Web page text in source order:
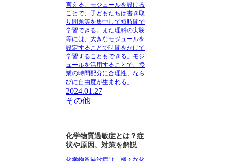
言える。モジュールを設ける
ことで、子どもたちは書き取
り問題等を集中して短時間で
学習できる。また理科の実験
等には、大きなモジュールを
設定することで時間をかけて
学習することもできる。モジ
ュールを活用することで、 授
業の時間配分に合理性、なら
びに自由度が生まれる。
2024.01.27
その他
化学物質過敏症とは？症
状や原因、対策を解説